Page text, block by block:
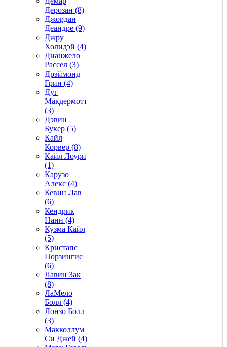
Дерозан (8)
Джордан
Деандре (9)
Джру
Холидэй (4)
Дианжело
Рассел (3)
Дрэймонд
Грин (4)
Дуг
Макдермотт
(3)
Дэвин
Букер (5)
Кайл
Корвер (8)
Кайл Лоури
(1)
Карузо
Алекс (4)
Кевин Лав
(6)
Кендрик
Нанн (4)
Кузма Кайл
(5)
Кристапс
Порзингис
(6)
Лавин Зак
(8)
ЛаМело
Болл (4)
Лонзо Болл
(3)
Макколлум
Си Джей (4)